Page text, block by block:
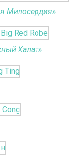
Милосердия»
Халат»